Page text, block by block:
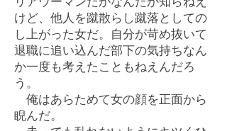
けど、他人を蹴散らし蹴落としての
し上がった女だ。自分が苛め抜いて
退職に追い込んだ部下の気持ちなん
か一度も考えたこともねえんだろ
う。
俺はあらためて女の顔を正面から
睨んだ。